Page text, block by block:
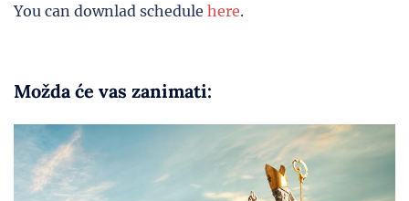
You can downlad schedule here.
Možda će vas zanimati: